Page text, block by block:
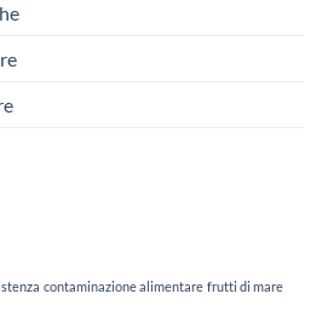
contaminazione alimentare frutti di mare